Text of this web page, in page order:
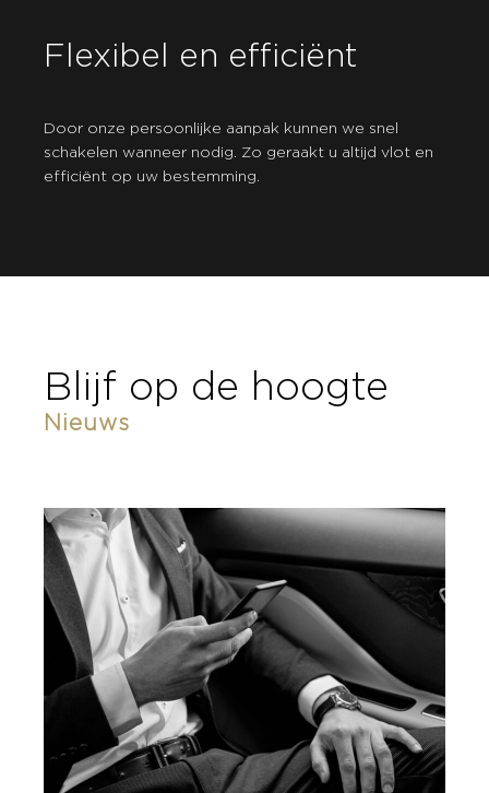
Flexibel en efficiënt
Door onze persoonlijke aanpak kunnen we snel
schakelen wanneer nodig. Zo geraakt u altijd vlot en
efficiënt op uw bestemming.
Blijf op de hoogte
Nieuws